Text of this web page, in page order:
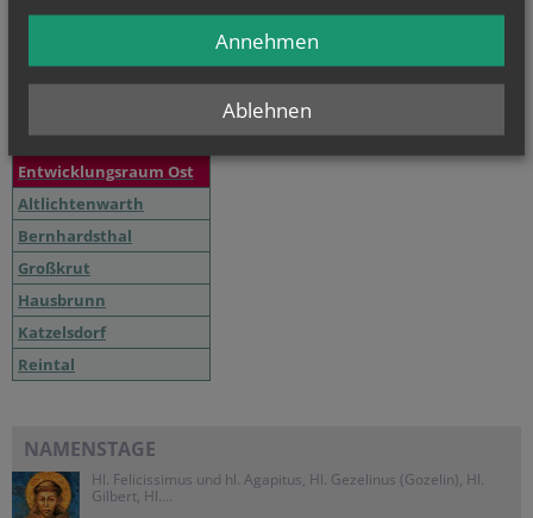
Kleinhadersdorf
Walterskirchen
Entwicklungsraum Ost
Altlichtenwarth
Bernhardsthal
Großkrut
Hausbrunn
Katzelsdorf
Reintal
NAMENSTAGE
Hl. Felicissimus und hl. Agapitus, Hl. Gezelinus (Gozelin), Hl.
Gilbert, Hl....
Ablehnen
Annehmen